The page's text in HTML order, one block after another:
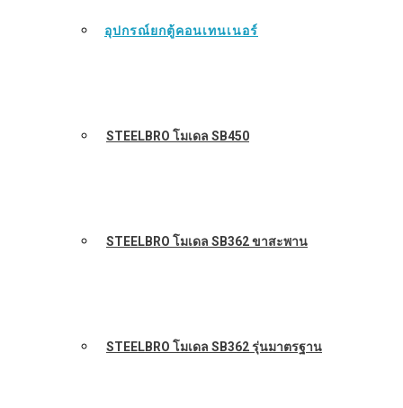
อุปกรณ์ยกตู้คอนเทนเนอร์
STEELBRO โมเดล SB450
STEELBRO โมเดล SB362 ขาสะพาน
STEELBRO โมเดล SB362 รุ่นมาตรฐาน